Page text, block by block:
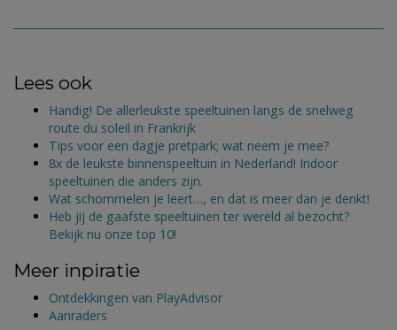
Lees ook
Handig! De allerleukste speeltuinen langs de snelweg
route du soleil in Frankrijk
Tips voor een dagje pretpark; wat neem je mee?
8x de leukste binnenspeeltuin in Nederland! Indoor
speeltuinen die anders zijn.
Wat schommelen je leert…, en dat is meer dan je denkt!
Heb jij de gaafste speeltuinen ter wereld al bezocht?
Bekijk nu onze top 10!
Meer inpiratie
Ontdekkingen van PlayAdvisor
Aanraders